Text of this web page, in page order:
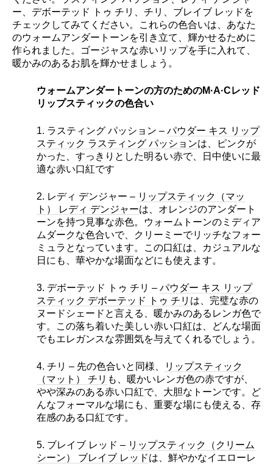
ー、デボーテッド トゥ チリ、チリ、ブレイブ レッドを
チェックしてみてください。これらの色合いは、あなた
のウォームアンダートーンを引き立て、輝かせるために
作られました。ゴージャスな赤いリップを手に入れて、
暖かみのあるお肌を輝かせましょう。
ウォームアンダートーンの方のためのM·A·Cレッド
リップスティックの色合い
1. ラスティング パッション – パウダー キス リップ
スティック ラスティング パッションは、ピンクが
かった、すっきりとした明るい赤で、日中使いに最
適な赤い口紅です
2. レディ デンジャー – リップスティック（マッ
ト） レディ デンジャーは、オレンジのアンダート
ーンを持つ見事な赤色。ウォームトーンのミディア
ムダークな色合いで、クリーミーでリッチなフォー
ミュラとなっています。この口紅は、カジュアルな
日にも、華やかな場面などにも使えます。
3. デボーテッド トゥ チリ – パウダー キス リップ
スティック デボーテッド トゥ チリ は、完璧な赤の
ヌードシェードと言える、暖かみのあるレンガ色で
す。この落ち着いた美しい赤い口紅は、どんな場面
でもエレガンスな雰囲気を与えてくれるでしょう。
4. チリ – 先の色合いと同様、
リップスティック
（マット） チリ も、暖かいレンガ色の赤ですが、
やや深みのある赤い口紅で、大胆なトーンです。ど
んなフォーマルな場にも、重要な場にも使える、存
在感のある口紅です。
5. ブレイブ レッド – リップスティック（クリーム
シーン） ブレイブ レッドは、鮮やかなイエローレ